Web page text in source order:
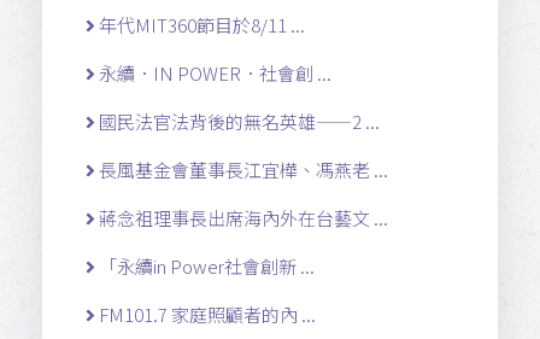
年代MIT360節目於8/11 ...
永續．IN POWER．社會創 ...
國民法官法背後的無名英雄——2 ...
長風基金會董事長江宜樺、馮燕老 ...
蔣念祖理事長出席海內外在台藝文 ...
「永續in Power社會創新 ...
FM101.7 家庭照顧者的內 ...